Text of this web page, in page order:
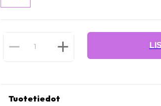
Tuotetiedot